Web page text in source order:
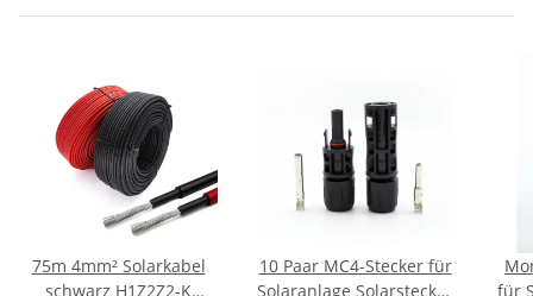
75m 4mm² Solarkabel
schwarz H1Z2Z2-K
10 Paar MC4-Stecker für
Solaranlage Solarstecker
für